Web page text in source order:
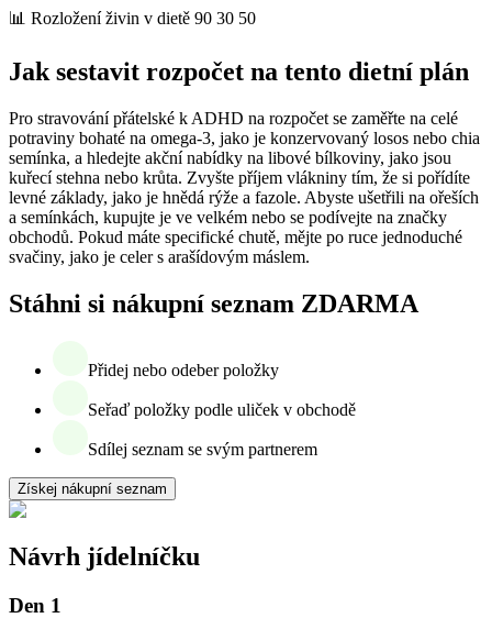
📊 Rozložení živin v dietě 90 30 50
Jak sestavit rozpočet na tento dietní plán
Pro stravování přátelské k ADHD na rozpočet se zaměřte na celé
potraviny bohaté na omega-3, jako je konzervovaný losos nebo chia
semínka, a hledejte akční nabídky na libové bílkoviny, jako jsou
kuřecí stehna nebo krůta. Zvyšte příjem vlákniny tím, že si pořídíte
levné základy, jako je hnědá rýže a fazole. Abyste ušetřili na ořeších
a semínkách, kupujte je ve velkém nebo se podívejte na značky
obchodů. Pokud máte specifické chutě, mějte po ruce jednoduché
svačiny, jako je celer s arašídovým máslem.
Stáhni si nákupní seznam ZDARMA
Přidej nebo odeber položky
Seřaď položky podle uliček v obchodě
Sdílej seznam se svým partnerem
Získej nákupní seznam
Návrh jídelníčku
Den 1